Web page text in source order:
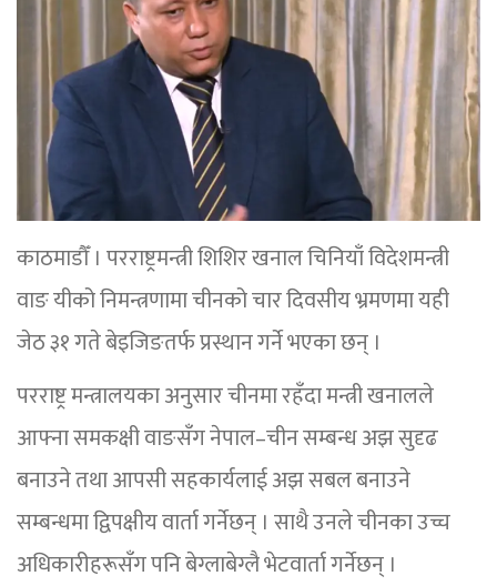
काठमाडौँ । परराष्ट्रमन्त्री शिशिर खनाल चिनियाँ विदेशमन्त्री
वाङ यीको निमन्त्रणामा चीनको चार दिवसीय भ्रमणमा यही
जेठ ३१ गते बेइजिङतर्फ प्रस्थान गर्ने भएका छन् ।
परराष्ट्र मन्त्रालयका अनुसार चीनमा रहँदा मन्त्री खनालले
आफ्ना समकक्षी वाङसँग नेपाल–चीन सम्बन्ध अझ सुदृढ
बनाउने तथा आपसी सहकार्यलाई अझ सबल बनाउने
सम्बन्धमा द्विपक्षीय वार्ता गर्नेछन् । साथै उनले चीनका उच्च
अधिकारीहरूसँग पनि बेग्लाबेग्लै भेटवार्ता गर्नेछन् ।